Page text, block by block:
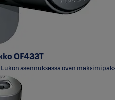
OF433T
asennuksessa oven